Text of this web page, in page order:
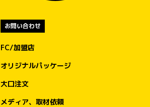
お問い合わせ
FC/加盟店
オリジナルパッケージ
大口注文
メディア、取材依頼